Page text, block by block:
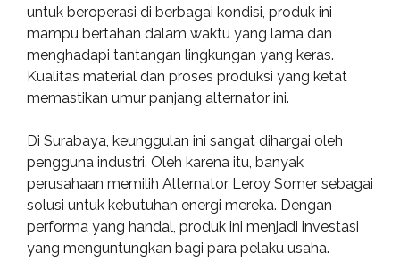
untuk beroperasi di berbagai kondisi, produk ini
mampu bertahan dalam waktu yang lama dan
menghadapi tantangan lingkungan yang keras.
Kualitas material dan proses produksi yang ketat
memastikan umur panjang alternator ini.
Di Surabaya, keunggulan ini sangat dihargai oleh
pengguna industri. Oleh karena itu, banyak
perusahaan memilih Alternator Leroy Somer sebagai
solusi untuk kebutuhan energi mereka. Dengan
performa yang handal, produk ini menjadi investasi
yang menguntungkan bagi para pelaku usaha.